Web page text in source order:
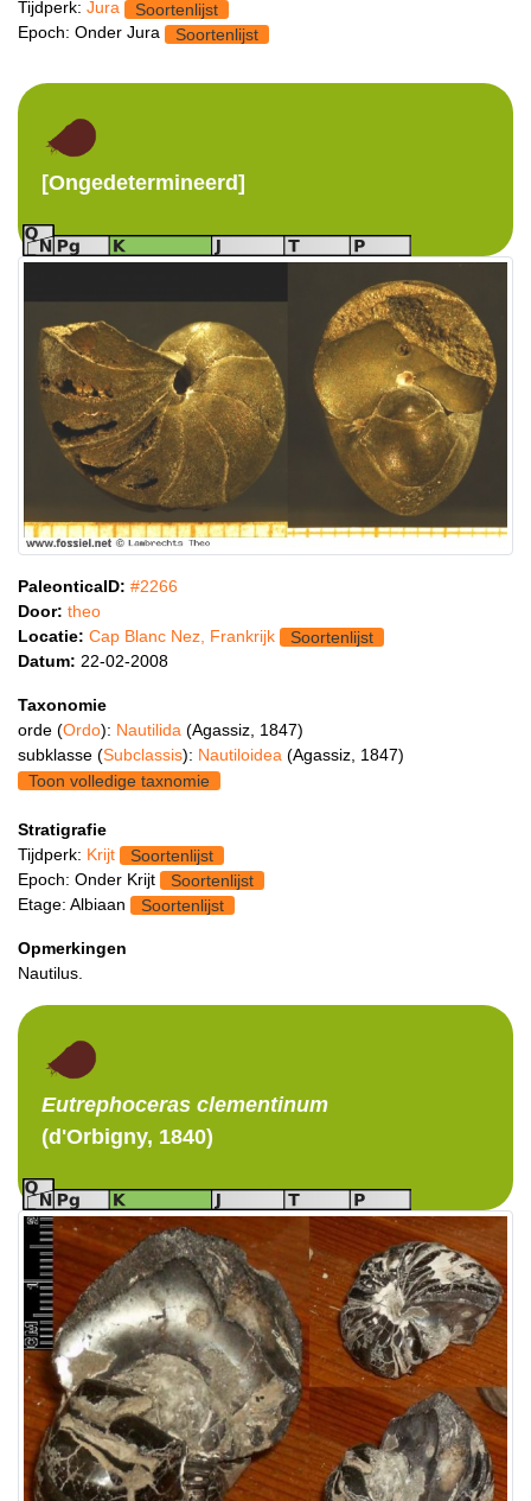
Tijdperk: Jura
Soortenlijst
Epoch: Onder Jura
Soortenlijst
[Ongedetermineerd]
PaleonticaID: #2266
Door: theo
Locatie: Cap Blanc Nez, Frankrijk
Soortenlijst
Datum: 22-02-2008
Taxonomie
orde (Ordo): Nautilida (Agassiz, 1847)
subklasse (Subclassis): Nautiloidea (Agassiz, 1847)
Toon volledige taxnomie
Stratigrafie
Tijdperk: Krijt
Soortenlijst
Epoch: Onder Krijt
Soortenlijst
Etage: Albiaan
Soortenlijst
Opmerkingen
Nautilus.
Eutrephoceras clementinum
(d'Orbigny, 1840)